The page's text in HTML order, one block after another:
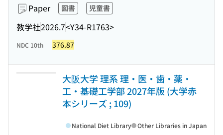
Paper 図書 児童書
教学社2026.7<Y34-R1763>
NDC 10th 376.87
大阪大学 理系 理・医・歯・薬・
工・基礎工学部 2027年版 (大学赤
本シリーズ ; 109)
National Diet Library Other Libraries in Japan